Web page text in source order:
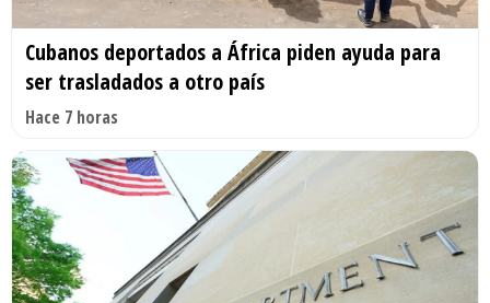
Cubanos deportados a África piden ayuda para
ser trasladados a otro país
Hace 7 horas